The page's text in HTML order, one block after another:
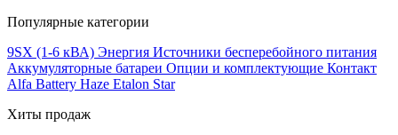
Популярные категории
9SX (1-6 кВА) Энергия Источники бесперебойного питания
Аккумуляторные батареи Опции и комплектующие Контакт
Alfa Battery Haze Etalon Star
Хиты продаж